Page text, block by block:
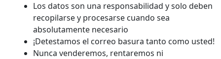
Los datos son una responsabilidad y solo deben
recopilarse y procesarse cuando sea
absolutamente necesario
¡Detestamos el correo basura tanto como usted!
Nunca venderemos, rentaremos ni